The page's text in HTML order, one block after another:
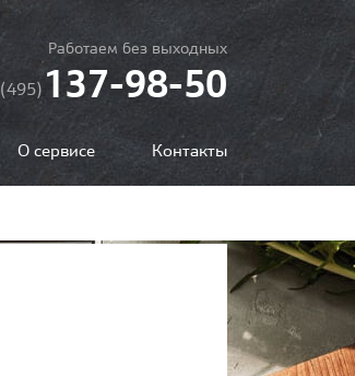
Работаем без выходных
(495)137-98-50
О сервисе Контакты